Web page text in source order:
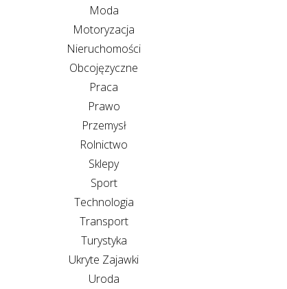
Moda
Motoryzacja
Nieruchomości
Obcojęzyczne
Praca
Prawo
Przemysł
Rolnictwo
Sklepy
Sport
Technologia
Transport
Turystyka
Ukryte Zajawki
Uroda